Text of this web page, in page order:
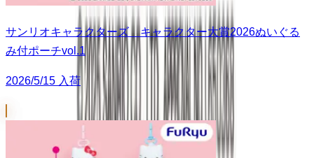
サンリオキャラクターズ キャラクター大賞2026ぬいぐる
み付ポーチvol.1
2026/5/15 入荷